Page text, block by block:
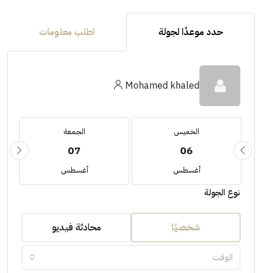
حدد موعدًا لجولة اطلب معلومات
Mohamed khaled
الخميس
06
أغسطس
الجمعة
07
أغسطس
نوع الجولة
شخصيًا محادثة فيديو
الوقت